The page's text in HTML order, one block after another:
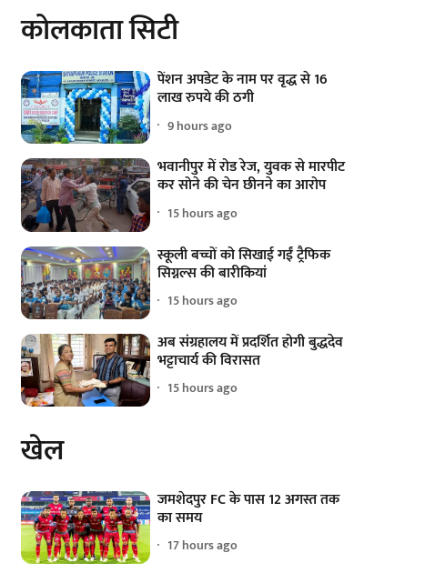
कोलकाता सिटी
पेंशन अपडेट के नाम पर वृद्ध से 16
लाख रुपये की ठगी
9 hours ago
भवानीपुर में रोड रेज, युवक से मारपीट
कर सोने की चेन छीनने का आरोप
15 hours ago
स्कूली बच्चों को सिखाई गईं ट्रैफिक
सिग्नल्स की बारीकियां
15 hours ago
अब संग्रहालय में प्रदर्शित होगी बुद्धदेव
भट्टाचार्य की विरासत
15 hours ago
खेल
जमशेदपुर FC के पास 12 अगस्त तक
का समय
17 hours ago